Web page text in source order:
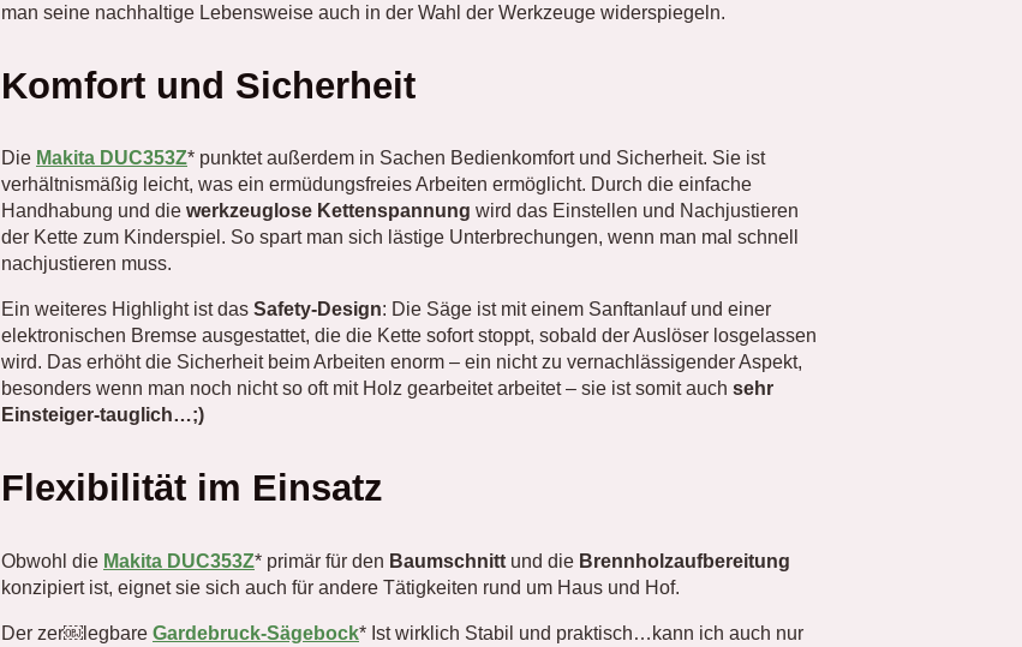
man seine nachhaltige Lebensweise auch in der Wahl der Werkzeuge widerspiegeln.
Komfort und Sicherheit
Die Makita DUC353Z* punktet außerdem in Sachen Bedienkomfort und Sicherheit. Sie ist
verhältnismäßig leicht, was ein ermüdungsfreies Arbeiten ermöglicht. Durch die einfache
Handhabung und die werkzeuglose Kettenspannung wird das Einstellen und Nachjustieren
der Kette zum Kinderspiel. So spart man sich lästige Unterbrechungen, wenn man mal schnell
nachjustieren muss.
Ein weiteres Highlight ist das Safety-Design: Die Säge ist mit einem Sanftanlauf und einer
elektronischen Bremse ausgestattet, die die Kette sofort stoppt, sobald der Auslöser losgelassen
wird. Das erhöht die Sicherheit beim Arbeiten enorm – ein nicht zu vernachlässigender Aspekt,
besonders wenn man noch nicht so oft mit Holz gearbeitet arbeitet – sie ist somit auch sehr
Einsteiger-tauglich…;)
Flexibilität im Einsatz
Obwohl die Makita DUC353Z* primär für den Baumschnitt und die Brennholzaufbereitung
konzipiert ist, eignet sie sich auch für andere Tätigkeiten rund um Haus und Hof.
Der zer￼legbare Gardebruck-Sägebock* Ist wirklich Stabil und praktisch…kann ich auch nur